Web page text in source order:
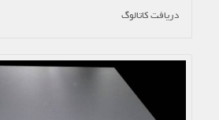
دریافت کاتالوگ